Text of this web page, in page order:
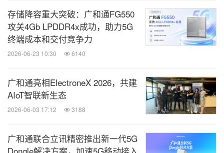
存储降容重大突破：广和通FG550
攻关4Gb LPDDR4x成功，助力5G
终端成本和交付竞争力
2026-06-23 10:30 6140
广和通亮相ElectroneX 2026，共建
AIoT智联新生态
2026-06-03 17:12 3188
广和通联合立讯精密推出新一代5G